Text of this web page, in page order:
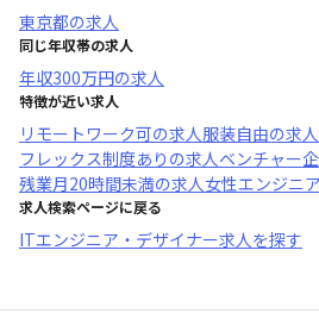
東京都の求人
同じ年収帯の求人
年収300万円の求人
特徴が近い求人
リモートワーク可の求人服装自由の求人
フレックス制度あり の求人ベンチャー
残業月20時間未満の求人女性エンジニ
求人検索ページに戻る
ITエンジニア・デザイナー求人を探す